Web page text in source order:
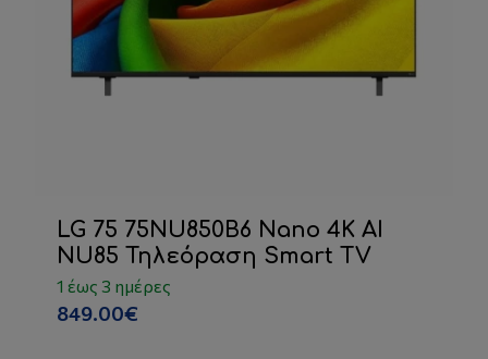
LG 75 75NU850B6 Nano 4K AI
NU85 Τηλεόραση Smart TV
1 έως 3 ημέρες
849.00€